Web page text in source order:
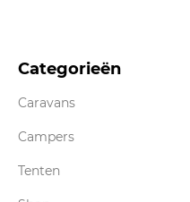
Categorieën
Caravans
Campers
Tenten